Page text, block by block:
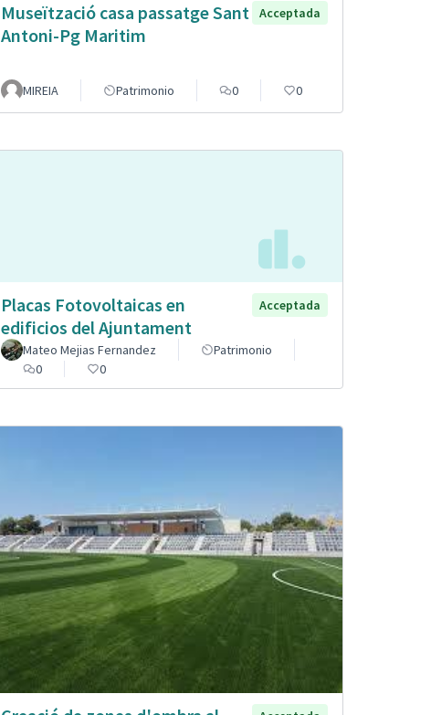
Museïtzació casa passatge Sant
Antoni-Pg Maritim
Acceptada
MIREIA Patrimonio 0 0
Placas Fotovoltaicas en
edificios del Ajuntament
Acceptada
Mateo Mejias Fernandez
Patrimonio
0
0